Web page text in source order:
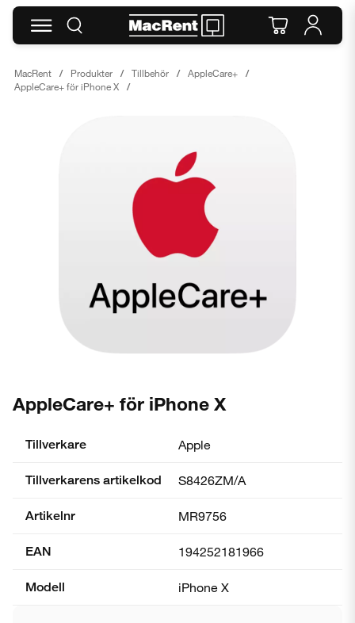
MacRent Produkter Tillbehör
AppleCare+
AppleCare+ för iPhone X
AppleCare+ för iPhone X
Tillverkare Apple
Tillverkarens artikelkod S8426ZM/A
Artikelnr MR9756
EAN 194252181966
Modell iPhone X